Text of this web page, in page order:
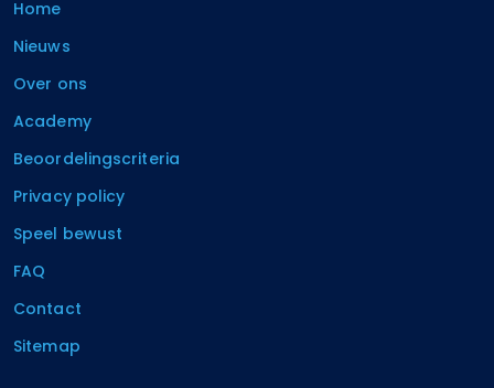
Home
Nieuws
Over ons
Academy
Beoordelingscriteria
Privacy policy
Speel bewust
FAQ
Contact
Sitemap